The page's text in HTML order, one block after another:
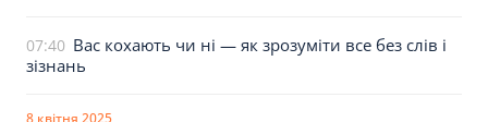
07:40 Вас кохають чи ні — як зрозуміти все без слів і
зізнань
8 квітня 2025